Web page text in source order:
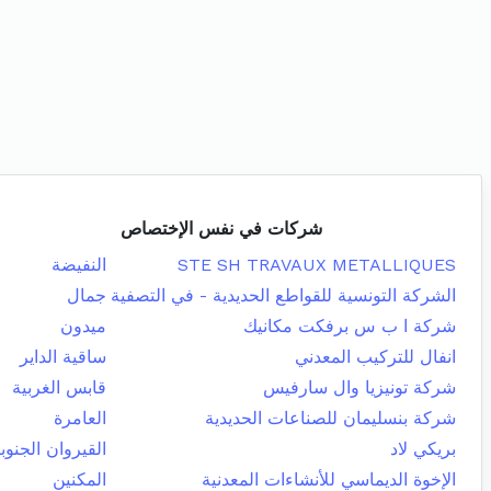
شركات في نفس الإختصاص
STE SH TRAVAUX METALLIQUES
النفيضة
الشركة التونسية للقواطع الحديدية - في التصفية جمال
شركة ا ب س برفكت مكانيك
ميدون
انفال للتركيب المعدني
ساقية الداير
شركة تونيزيا وال سارفيس
قابس الغربية
شركة بنسليمان للصناعات الحديدية
العامرة
بريكي لاد
القيروان
الإخوة الديماسي للأنشاءات المعدنية
المكنين